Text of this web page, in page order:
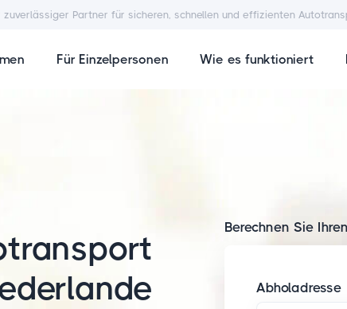
zuverlässiger Partner für sicheren, schnellen und effizienten
Für Einzelpersonen Wie es funktioniert
Berechnen Sie
Abholadresse